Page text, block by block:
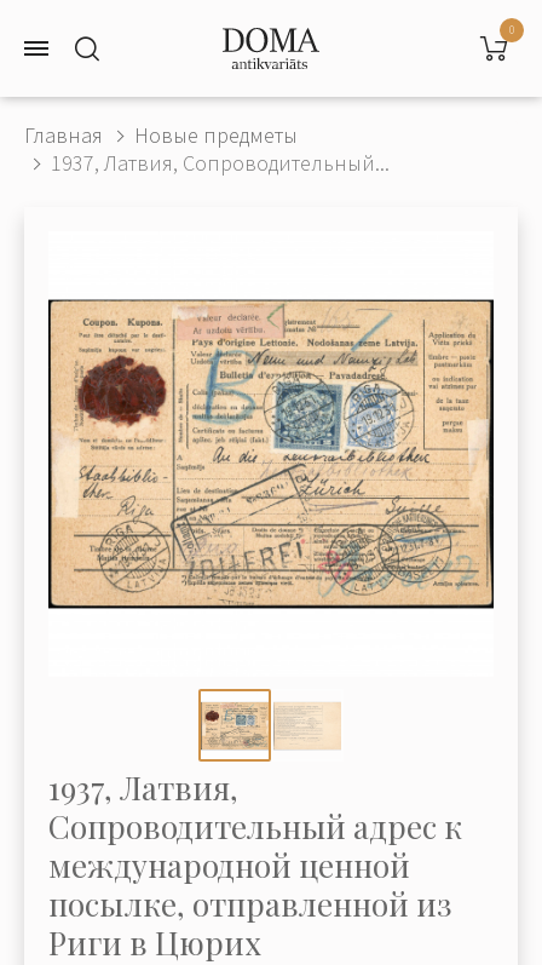
0
Главная
Новые предметы
1937, Латвия, Сопроводительный...
1937, Латвия,
Сопроводительный адрес к
международной ценной
посылке, отправленной из
Риги в Цюрих